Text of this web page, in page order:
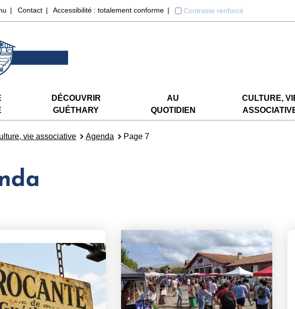
Contact Accessibilité : totalement conforme Contraste renforcé
DÉCOUVRIR
GUÉTHARY
AU
QUOTIDIEN
CULTURE,
vie associative Agenda Page 7